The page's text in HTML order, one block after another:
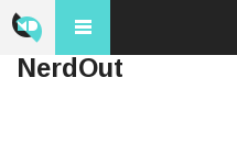
NerdOut